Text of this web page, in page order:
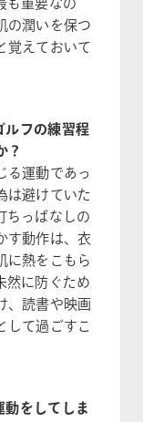
も重要なの
の潤いを保つ
覚えておいて
ルフの練習程
？
る運動であっ
は避けていた
ちっぱなしの
す動作は、衣
に熱をこもら
然に防ぐため
、読書や映画
して過ごすこ
動をしてしま